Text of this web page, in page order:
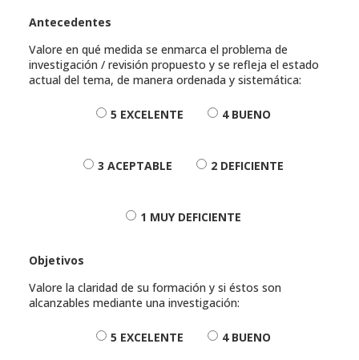
Antecedentes
Valore en qué medida se enmarca el problema de
investigación / revisión propuesto y se refleja el estado
actual del tema, de manera ordenada y sistemática:
5 EXCELENTE 4 BUENO
3 ACEPTABLE 2 DEFICIENTE
1 MUY DEFICIENTE
Objetivos
Valore la claridad de su formación y si éstos son
alcanzables mediante una investigación:
5 EXCELENTE 4 BUENO